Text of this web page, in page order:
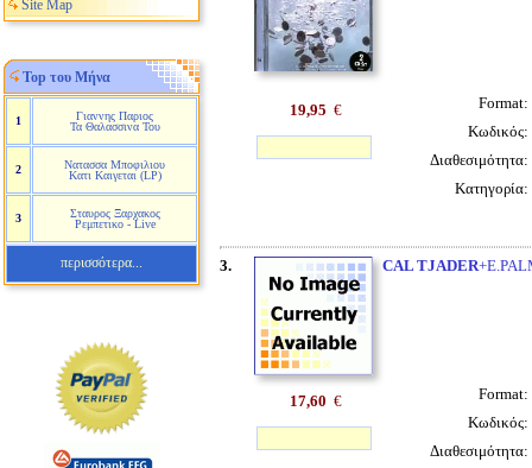
Site Map
Top του Μήνα
1
Γιαννης Παριος
Τα Θαλασσινα Του
2
Νατασσα Μποφιλιου
Κατι Καιγεται (LP)
3
Σταυρος Ξαρχακος
Ρεμπετικο - Live
περισσότερα...
19,95 € Format:
Κωδικός:
Διαθεσιμότητα:
Κατηγορία:
3. CAL TJADER
17,60 € Format:
Κωδικός:
Διαθεσιμότητα: